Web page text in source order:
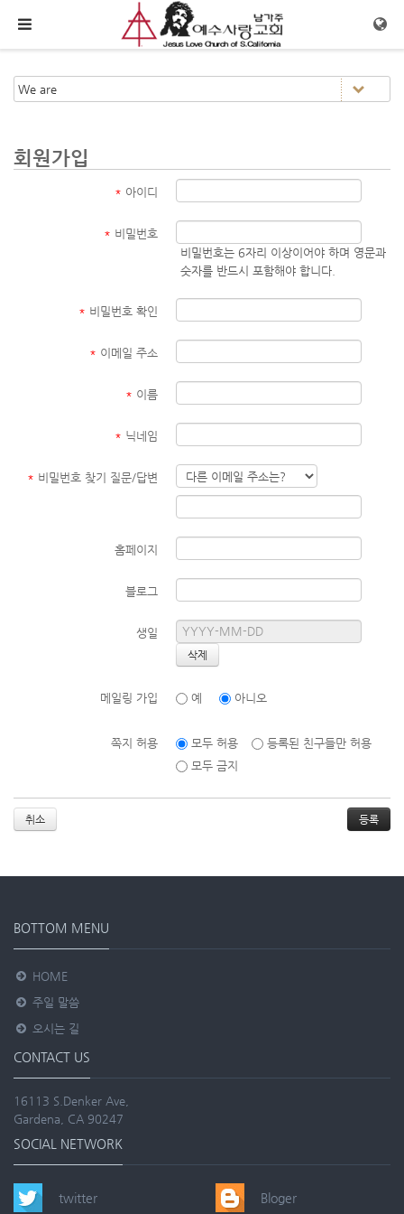
메뉴 건너뛰기
회원가입
* 아이디
* 비밀번호
비밀번호는 6자리 이상이어야 하며 영문과
숫자를 반드시 포함해야 합니다.
* 비밀번호 확인
* 이메일 주소
* 이름
* 닉네임
* 비밀번호 찾기 질문/답변
홈페이지
블로그
생일
메일링 가입 예 아니오
쪽지 허용 모두 허용
등록된 친구들만 허용
모두 금지
취소
BOTTOM MENU
HOME
주일 말씀
오시는 길
CONTACT US
16113 S.Denker Ave,
Gardena, CA 90247
SOCIAL NETWORK
twitter Bloger